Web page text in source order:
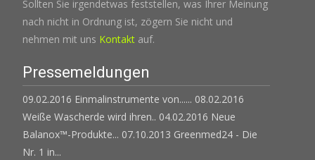
Sollten Sie irgendetwas feststellen, was Ihrer Meinung
nach nicht in Ordnung ist, zögern Sie nicht und
nehmen mit uns Kontakt auf.
Pressemeldungen
09.02.2016 Einmalinstrumente von...... 08.02.2016
Weiße Wascherde wird ihren.. 04.02.2016 Neue
Balanox™-Produkte... 07.10.2013 Greenmed24 - Die
Nr. 1 in...